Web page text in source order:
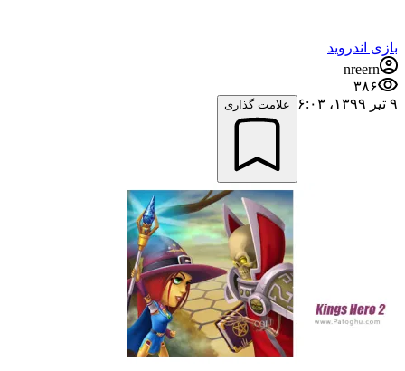
بازی اندروید
nreern
۳۸۶
۹ تیر ۱۳۹۹،‏ ۶:۰۳
علامت گذاری